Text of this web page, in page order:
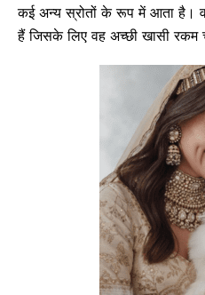
कई अन्य स्रोतों के रूप में आता है।
हैं जिसके लिए वह अच्छी खासी रकम